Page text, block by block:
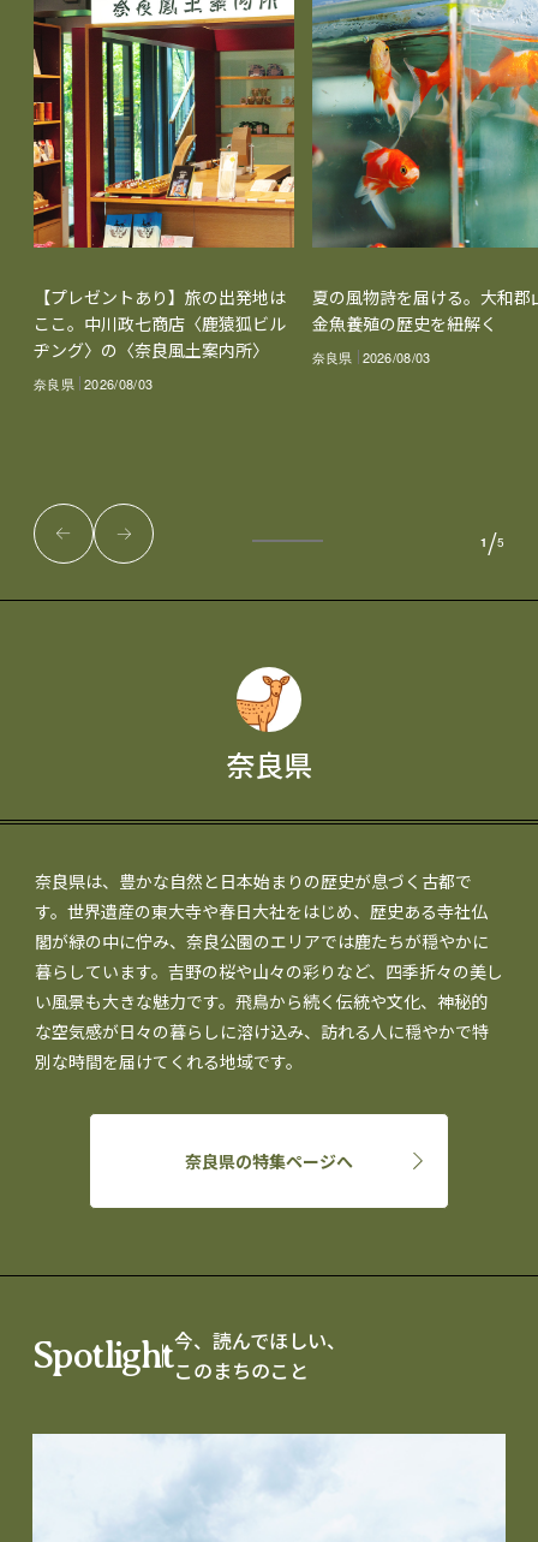
奈良県
奈良県は、豊かな自然と日本始まりの歴史が息づく古都で
す。世界遺産の東大寺や春日大社をはじめ、歴史ある寺社仏
閣が緑の中に佇み、奈良公園のエリアでは鹿たちが穏やかに
暮らしています。吉野の桜や山々の彩りなど、四季折々の美し
い風景も大きな魅力です。飛鳥から続く伝統や文化、神秘的
な空気感が日々の暮らしに溶け込み、訪れる人に穏やかで特
別な時間を届けてくれる地域です。
奈良県の特集ページへ
【プレゼントあり】旅の出発地は
ここ。中川政七商店〈鹿猿狐ビル
ヂング〉の〈奈良風土案内所〉
奈良県 2026/08/03
夏の風物詩を届ける。大和郡
金魚養殖の歴史を紐解く
奈良県 2026/08/03
1 /5
Spotlight今、読んでほしい、
このまちのこと